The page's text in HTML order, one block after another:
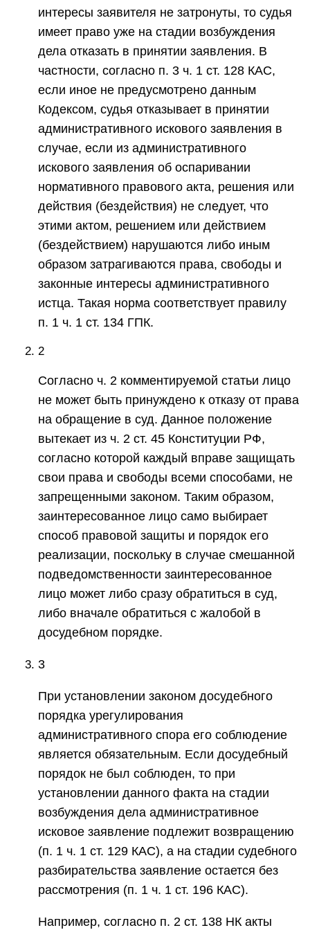
интересы заявителя не затронуты, то судья
имеет право уже на стадии возбуждения
дела отказать в принятии заявления. В
частности, согласно п. 3 ч. 1 ст. 128 КАС,
если иное не предусмотрено данным
Кодексом, судья отказывает в принятии
административного искового заявления в
случае, если из административного
искового заявления об оспаривании
нормативного правового акта, решения или
действия (бездействия) не следует, что
этими актом, решением или действием
(бездействием) нарушаются либо иным
образом затрагиваются права, свободы и
законные интересы административного
истца. Такая норма соответствует правилу
п. 1 ч. 1 ст. 134 ГПК.
2
Согласно ч. 2 комментируемой статьи лицо
не может быть принуждено к отказу от права
на обращение в суд. Данное положение
вытекает из ч. 2 ст. 45 Конституции РФ,
согласно которой каждый вправе защищать
свои права и свободы всеми способами, не
запрещенными законом. Таким образом,
заинтересованное лицо само выбирает
способ правовой защиты и порядок его
реализации, поскольку в случае смешанной
подведомственности заинтересованное
лицо может либо сразу обратиться в суд,
либо вначале обратиться с жалобой в
досудебном порядке.
3
При установлении законом досудебного
порядка урегулирования
административного спора его соблюдение
является обязательным. Если досудебный
порядок не был соблюден, то при
установлении данного факта на стадии
возбуждения дела административное
исковое заявление подлежит возвращению
(п. 1 ч. 1 ст. 129 КАС), а на стадии судебного
разбирательства заявление остается без
рассмотрения (п. 1 ч. 1 ст. 196 КАС).
Например, согласно п. 2 ст. 138 НК акты